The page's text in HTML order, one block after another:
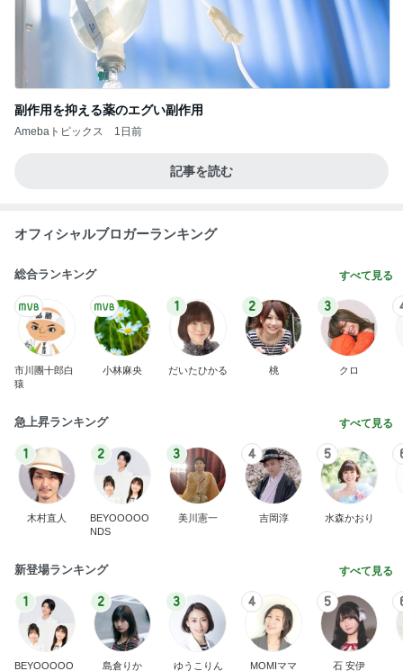
副作用を抑える薬のエグい副作用
Amebaトピックス 1日前
記事を読む
オフィシャルブロガーランキング
総合ランキング すべて見る
市川團十郎白
猿
小林麻央
1
だいたひかる
2
桃
3
クロ
急上昇ランキング すべて見る
1
木村直人
2
BEYOOOOO
NDS
3
美川憲一
4
吉岡淳
5
水森かおり
新登場ランキング すべて見る
1
BEYOOOOO
2
島倉りか
3
ゆうこりん
4
MOMIママ
5
石 安伊